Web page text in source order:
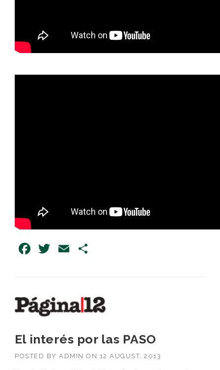
Facebook
Twitter
Email
El interés por las PASO
POSTED BY ADMIN ON 12 AUGUST, 2013